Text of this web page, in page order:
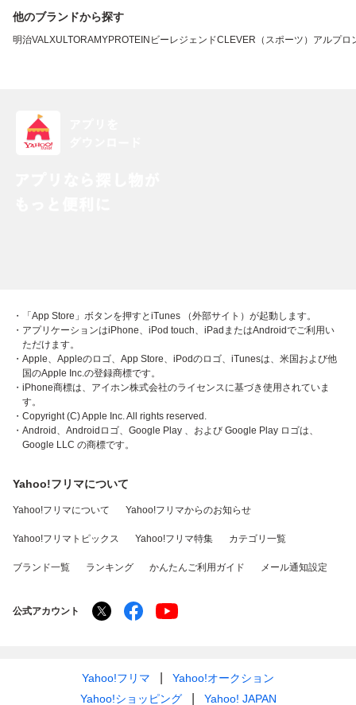
他のブランドから探す
明治VALXULTORAMYPROTEIN ビーレジェンドCLEVER（スポーツ） アルプロ
・「App Store」ボタンを押すとiTunes （外部サイト）が起動します。
・アプリケーションはiPhone、iPod touch、iPadまたはAndroidでご利用い
ただけます。
・Apple、Appleのロゴ、App Store、iPodのロゴ、iTunesは、米国および他
国のApple Inc.の登録商標です。
・iPhone商標は、アイホン株式会社のライセンスに基づき使用されていま
す。
・Copyright (C) Apple Inc. All rights reserved.
・Android、Androidロゴ、Google Play 、および Google Play ロゴは、
Google LLC の商標です。
Yahoo!フリマについて
Yahoo!フリマについて Yahoo!フリマからのお知らせ
Yahoo!フリマトピックス Yahoo!フリマ特集 カテゴリ一覧
ブランド一覧 ランキング かんたんご利用ガイド メール通知設定
公式アカウント
Yahoo!フリマ
Yahoo!オークション
Yahoo!ショッピング
Yahoo! JAPAN